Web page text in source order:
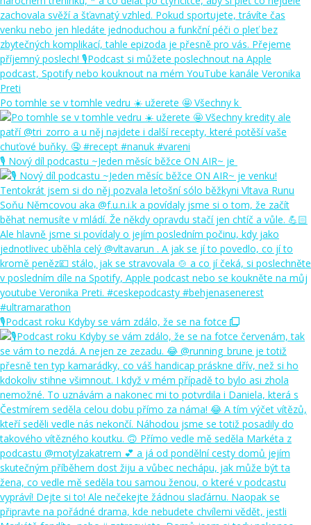
Po tomhle se v tomhle vedru ☀️ užerete 🤩 Všechny k
🎙️ Nový díl podcastu ~Jeden měsíc běžce ON AIR~ je
🎙️Podcast roku Kdyby se vám zdálo, že se na fotce